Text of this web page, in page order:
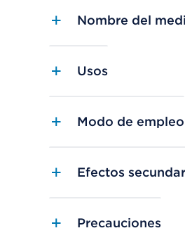
Nombre del
Usos
Modo de empleo
Efectos
Precauciones